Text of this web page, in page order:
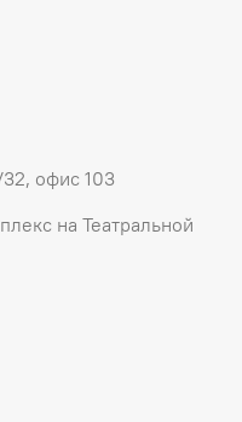
офис 103
на Театральной